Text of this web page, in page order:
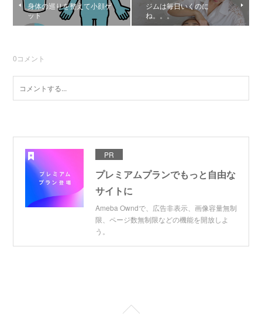
身体の巡りを整えて小顔ゲ
ット
ジムは毎日いくのに
ね。。。
0コメント
PR
プレミアムプランでもっと自由な
サイトに
Ameba Owndで、広告非表示、画像容量無制
限、ページ数無制限などの機能を開放しよ
う。